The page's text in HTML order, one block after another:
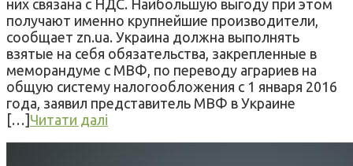
них связана с НДС. Наибольшую выгоду при этом
получают именно крупнейшие производители,
сообщает zn.ua. Украина должна выполнять
взятые на себя обязательства, закрепленные в
меморандуме с МВФ, по переводу аграриев на
общую систему налогообложения с 1 января 2016
года, заявил представитель МВФ в Украине
[…] Читати далі